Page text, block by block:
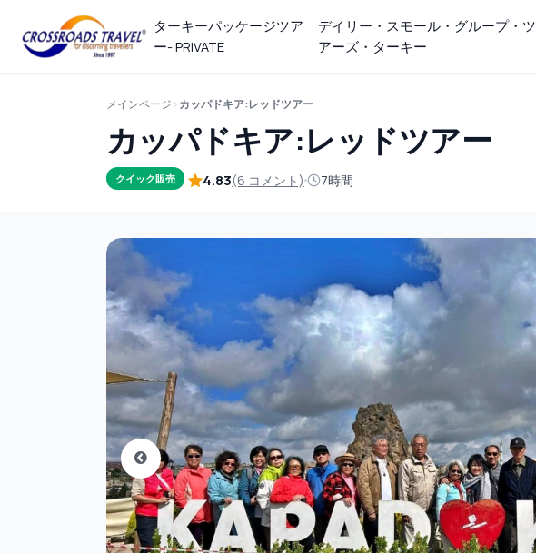
ターキーパッケージツア
ー- PRIVATE
デイリー・スモール・グループ・ツ
アーズ・ターキー
メインページ カッパドキア:レッドツアー
カッパドキア:レッドツアー
クイック販売 4.83(6 コメント) 7時間